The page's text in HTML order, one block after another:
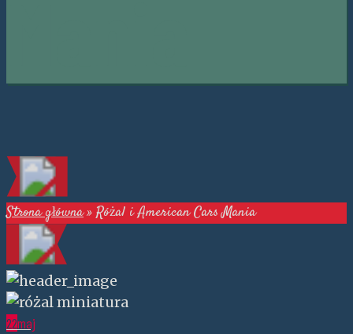
Strona główna»Różal i American Cars Mania
22maj